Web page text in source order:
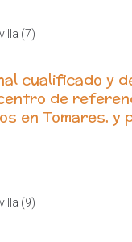
cualificado y
de
en Tomares,